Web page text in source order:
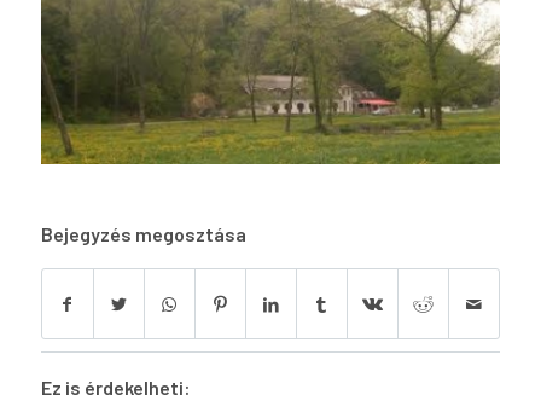
Bejegyzés megosztása
Ez is érdekelheti: